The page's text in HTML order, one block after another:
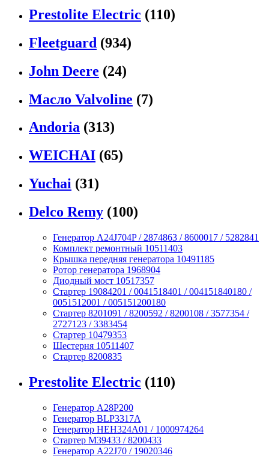
Prestolite Electric (110)
Fleetguard (934)
John Deere (24)
Масло Valvoline (7)
Andoria (313)
WEICHAI (65)
Yuchai (31)
Delco Remy (100)
Генератор A24J704P / 2874863 / 8600017 / 5282841
Комплект ремонтный 10511403
Крышка передняя генератора 10491185
Ротор генератора 1968904
Диодный мост 10517357
Стартер 19084201 / 0041518401 / 004151840180 /
0051512001 / 005151200180
Стартер 8201091 / 8200592 / 8200108 / 3577354 /
2727123 / 3383454
Стартер 10479353
Шестерня 10511407
Стартер 8200835
Prestolite Electric (110)
Генератор A28P200
Генератор BLP3317A
Генератор HEH324A01 / 1000974264
Стартер M39433 / 8200433
Генератор A22J70 / 19020346